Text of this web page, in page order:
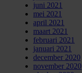
juni 2021
mei 2021
april 2021
maart 2021
februari 2021
januari 2021
december 2020
november 2020